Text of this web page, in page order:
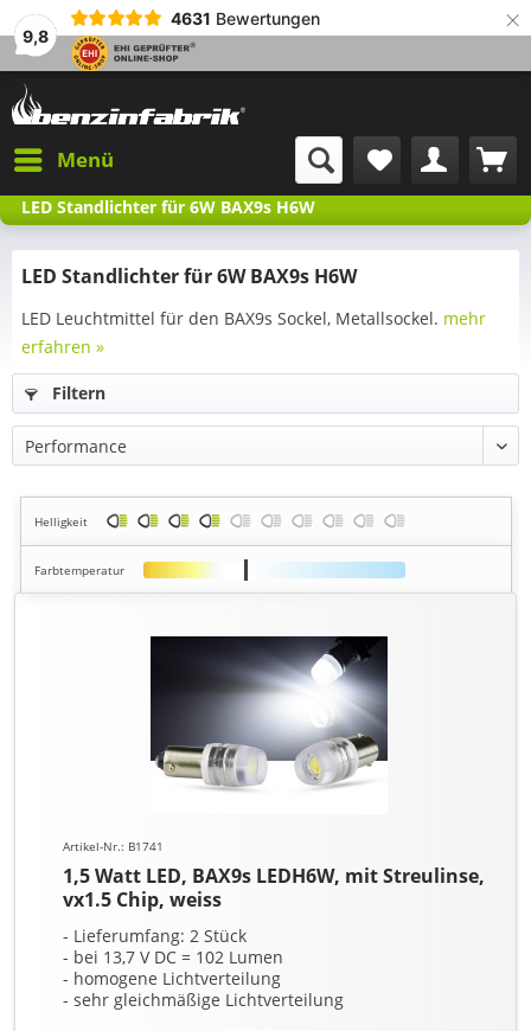
9,8
4631 Bewertungen ×
Menü
LED Standlichter für 6W BAX9s H6W
LED Standlichter für 6W BAX9s H6W
LED Leuchtmittel für den BAX9s Sockel, Metallsockel. mehr
erfahren »
Filtern
Helligkeit
Farbtemperatur
Artikel-Nr.: B1741
1,5 Watt LED, BAX9s LEDH6W, mit Streulinse,
vx1.5 Chip, weiss
- Lieferumfang: 2 Stück
- bei 13,7 V DC = 102 Lumen
- homogene Lichtverteilung
- sehr gleichmäßige Lichtverteilung